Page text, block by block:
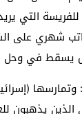
التي
شهري على
يسقط في وحل
وتمارسها
الذين يذهبون